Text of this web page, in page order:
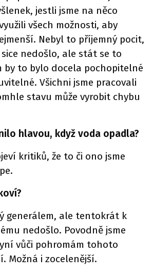
jestli jsme na něco
všech možnosti, aby
Nebyl to příjemný pocit,
nedošlo, ale stát se to
by to bylo docela pochopitelné
Všichni jsme pracovali
stavu může vyrobit chybu
hlavou, když voda opadla?
kritiků, že to či ono jsme
generálem, ale tentokrát k
nedošlo. Povodně jsme
vůči pohromám tohoto
Možná i zocelenější.